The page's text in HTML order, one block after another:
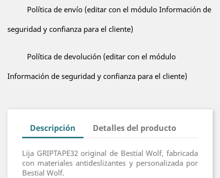
Política de envío (editar con el módulo Información de
seguridad y confianza para el cliente)
Política de devolución (editar con el módulo
Información de seguridad y confianza para el cliente)
Descripción Detalles del producto
Lija GRIPTAPE32 original de Bestial Wolf, fabricada
con materiales antideslizantes y personalizada por
Bestial Wolf.